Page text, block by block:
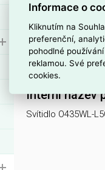
Venkovní
Svítidlo
4099776082873,
ks. Kód EMAS
Interní název
Svítidlo O435WL-
Informace o
Kliknutím na
preferenční,
pohodlné
reklamou. Své
cookies.